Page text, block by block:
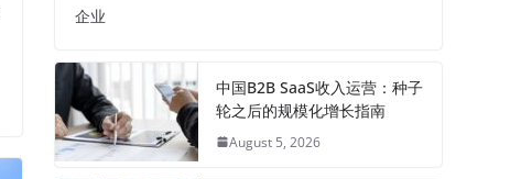
企业
中国B2B SaaS收入运营：种子
轮之后的规模化增长指南
August 5, 2026